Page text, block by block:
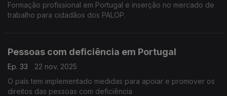
Formação profissional em Portugal e inserção no mercado de
trabalho para cidadãos dos PALOP.
Pessoas com deficiência em Portugal
Ep. 33
22 nov. 2025
O país tem implementado medidas para apoiar e promover os
direitos das pessoas com deficiência